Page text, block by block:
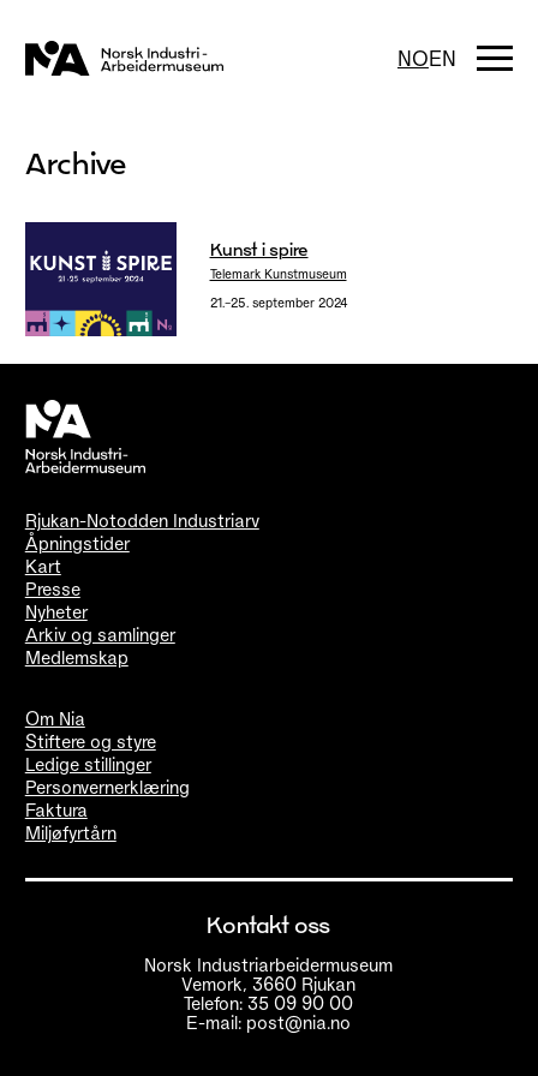
innhold
NOEN
Archive
Kunst i spire
Telemark Kunstmuseum
21.–25. september 2024
Rjukan-Notodden Industriarv
Åpningstider
Kart
Presse
Nyheter
Arkiv og samlinger
Medlemskap
Om Nia
Stiftere og styre
Ledige stillinger
Personvernerklæring
Faktura
Miljøfyrtårn
Kontakt oss
Norsk Industriarbeidermuseum
Vemork, 3660 Rjukan
Telefon: 35 09 90 00
E-mail: post@nia.no